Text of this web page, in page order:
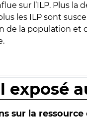
sur l’ILP. Plus la
les ILP sont
de la population et
exposé
sur la ressource